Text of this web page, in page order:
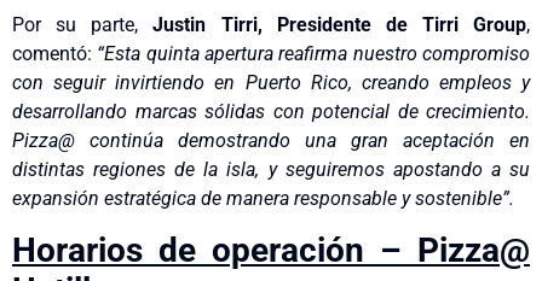
Por su parte,Justin Tirri, Presidente de Tirri Group,
comentó: “Esta quinta apertura reafirma nuestro compromiso
con seguir invirtiendo en Puerto Rico, creando empleos y
desarrollando marcas sólidas con potencial de crecimiento.
Pizza@ continúa demostrando una gran aceptación en
distintas regiones de la isla, y seguiremos apostando a su
expansión estratégica de manera responsable y sostenible”.
Horarios de operación – Pizza@